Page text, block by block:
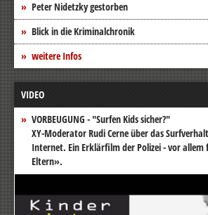
Peter Nidetzky gestorben
Blick in die Kriminalchronik
weitere Infos
VIDEO
VORBEUGUNG - "Surfen Kids sicher?"
XY-Moderator Rudi Cerne über das
Internet. Ein Erklärfilm der Polizei - vor allem
Eltern».
Video-